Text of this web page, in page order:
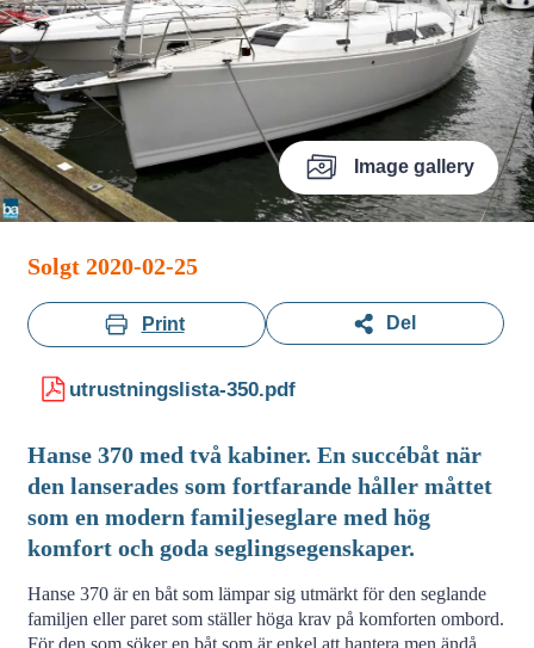
Image gallery
Solgt 2020-02-25
Print Del
utrustningslista-350.pdf
Hanse 370 med två kabiner. En succébåt när
den lanserades som fortfarande håller måttet
som en modern familjeseglare med hög
komfort och goda seglingsegenskaper.
Hanse 370 är en båt som lämpar sig utmärkt för den seglande
familjen eller paret som ställer höga krav på komforten ombord.
För den som söker en båt som är enkel att hantera men ändå